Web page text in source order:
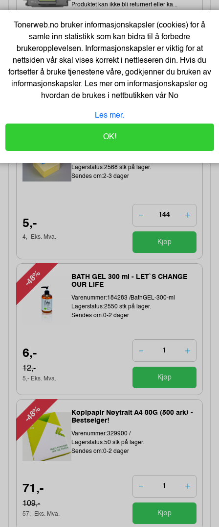
Produktet kan ikke bli returnert eller ka...
3 820,-
3 056,- Eks. Mva.
Kjøp
Lagerstatus:2568 stk på lager.
Sendes om:2-3 dager
5,-
4,- Eks. Mva.
Kjøp
-48%
BATH GEL 300 ml - LET`S CHANGE
OUR LIFE
Varenummer:184283 /BathGEL-300-ml
Lagerstatus:2550 stk på lager.
Sendes om:0-2 dager
6,-
12,-
5,- Eks. Mva. Kjøp
-48%
Kopipapir Nøytralt A4 80G (500 ark) -
Bestselger!
Varenummer:329900 /
Lagerstatus:50 stk på lager.
Sendes om:0-2 dager
71,-
109,-
57,- Eks. Mva. Kjøp
Tonerweb.no bruker informasjonskapsler (cookies) for å
samle inn statistikk som kan bidra til å forbedre
brukeropplevelsen. Informasjonskapsler er viktig for at
nettsiden vår skal vises korrekt i nettleseren din. Hvis du
fortsetter å bruke tjenestene våre, godkjenner du bruken av
informasjonskapsler. Les mer om informasjonskapsler og
hvordan de brukes i nettbutikken vårNo
Les mer.
OK!